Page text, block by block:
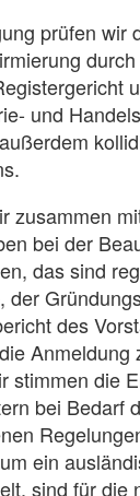
prüfen wir
und
zusammen
bei der
das sind
der
des
Anmeldung
stimmen die
bei Bedarf
ein
sind für die